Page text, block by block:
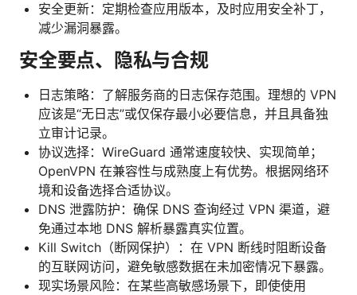
安全更新：定期检查应用版本，及时应用安全补丁，
减少漏洞暴露。
安全要点、隐私与合规
日志策略：了解服务商的日志保存范围。理想的 VPN
应该是“无日志”或仅保存最小必要信息，并且具备独
立审计记录。
协议选择：WireGuard 通常速度较快、实现简单；
OpenVPN 在兼容性与成熟度上有优势。根据网络环
境和设备选择合适协议。
DNS 泄露防护：确保 DNS 查询经过 VPN 渠道，避
免通过本地 DNS 解析暴露真实位置。
Kill Switch（断网保护）：在 VPN 断线时阻断设备
的互联网访问，避免敏感数据在未加密情况下暴露。
现实场景风险：在某些高敏感场景下，即使使用